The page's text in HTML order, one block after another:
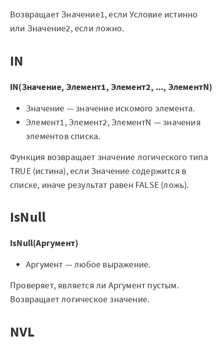
Возвращает Значение1, если Условие истинно
или Значение2, если ложно.
IN
IN(Значение, Элемент1, Элемент2, ..., ЭлементN)
Значение — значение искомого элемента.
Элемент1, Элемент2, ЭлементN — значения
элементов списка.
Функция возвращает значение логического типа
TRUE (истина), если Значение содержится в
списке, иначе результат равен FALSE (ложь).
IsNull
IsNull(Аргумент)
Аргумент — любое выражение.
Проверяет, является ли Аргумент пустым.
Возвращает логическое значение.
NVL